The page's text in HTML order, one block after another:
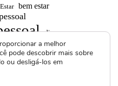
bem estar
dicas
produtividade
a melhor
pode descobrir mais sobre
ou desligá-los em